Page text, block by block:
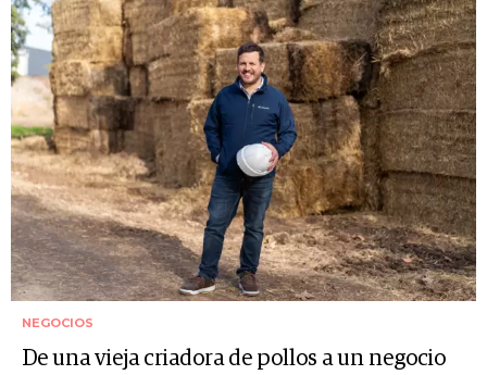
NEGOCIOS
De una vieja criadora de pollos a un negocio